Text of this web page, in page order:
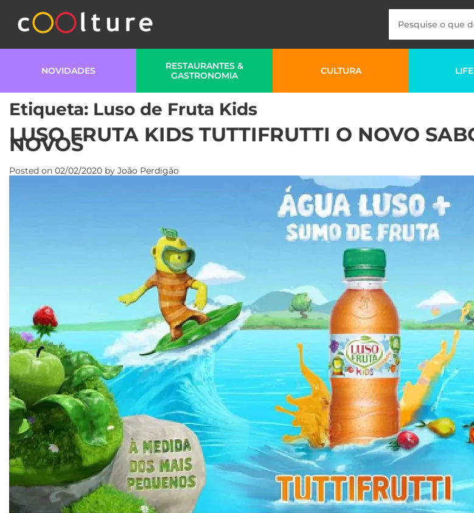
NOVIDADES
RESTAURANTES &
GASTRONOMIA
CULTURA
Etiqueta: Luso de Fruta Kids
LUSO FRUTA KIDS TUTTIFRUTTI O NOVO
NOVOS
Posted on 02/02/2020 by João Perdigão